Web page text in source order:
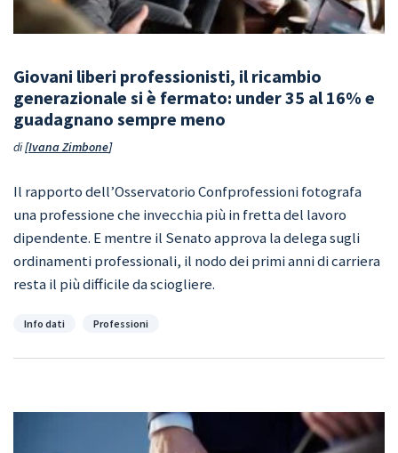
Giovani liberi professionisti, il ricambio
generazionale si è fermato: under 35 al 16% e
guadagnano sempre meno
di Ivana Zimbone
Il rapporto dell’Osservatorio Confprofessioni fotografa
una professione che invecchia più in fretta del lavoro
dipendente. E mentre il Senato approva la delega sugli
ordinamenti professionali, il nodo dei primi anni di carriera
resta il più difficile da sciogliere.
Categorie
Info dati Professioni